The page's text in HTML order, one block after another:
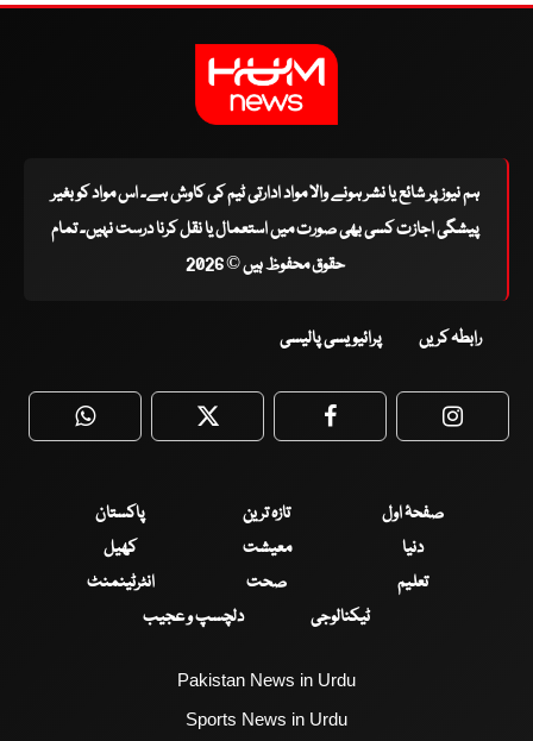
ہم نیوز پر شائع یا نشر ہونے والا مواد ادارتی ٹیم کی کاوش ہے۔ اس مواد کو بغیر
پیشگی اجازت کسی بھی صورت میں استعمال یا نقل کرنا درست نہیں۔ تمام
حقوق محفوظ ہیں © 2026
رابطہ کریں پرائیویسی پالیسی
WhatsApp Twitter Facebook
صفحۂ اول تازہ ترین
پاکستان
دنیا
معیشت
کھیل
تعلیم
صحت
انٹرٹینمنٹ
ٹیکنالوجی
دلچسپ و عجیب
Pakistan News in Urdu
Sports News in Urdu